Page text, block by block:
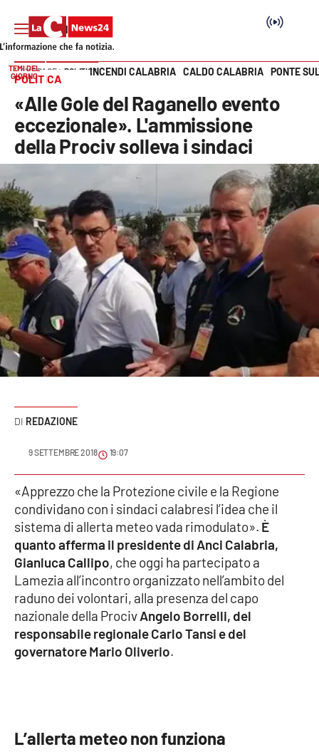
Cronaca
Attualità
Economia e lavoro
Italia Mondo
Sanità
Sport
Meteo
Editoriali
VIDEO
Ambiente
Cronaca
Politica
Vai
TEMI DEL
GIORNO
INCENDI CALABRIA CALDO CALABRIA PONTE
HOME PAGE POLITICA
POLITICA
«Alle Gole del Raganello evento
eccezionale». L'ammissione
della Prociv solleva i sindaci
REDAZIONE
9 SETTEMBRE 2018 19:07
«Apprezzo che la Protezione civile e la Regione
condividano con i sindaci calabresi l’idea che il
sistema di allerta meteo vada rimodulato». È
quanto afferma il presidente di Anci Calabria,
Gianluca Callipo, che oggi ha partecipato a
Lamezia all’incontro organizzato nell’ambito del
raduno dei volontari, alla presenza del capo
nazionale della ProcivAngelo Borrelli, del
responsabile regionale Carlo Tansi e del
governatore Mario Oliverio.
L’allerta meteo non funziona